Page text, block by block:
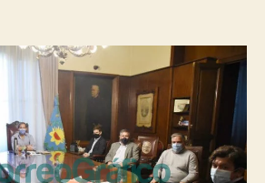
entrada
a
las